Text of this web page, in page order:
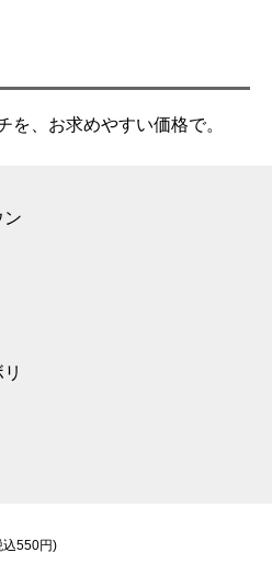
を、お求めやすい価格で。
ン
込550円)